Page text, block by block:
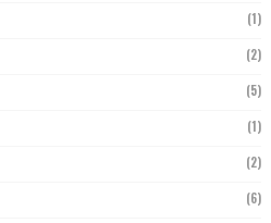
(1)
(2)
(5)
(1)
(2)
(6)